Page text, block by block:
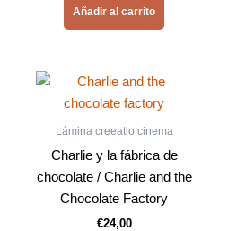
Añadir al carrito
Lámina creeatio cinema
Charlie y la fábrica de
chocolate / Charlie and the
Chocolate Factory
€24,00